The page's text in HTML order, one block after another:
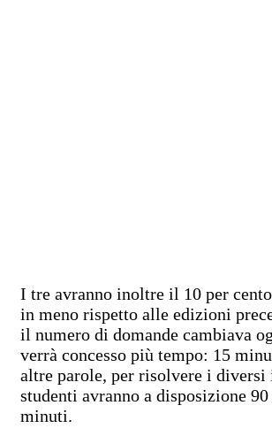
I tre avranno inoltre il 10 per
in meno rispetto alle edizioni
il numero di domande cambiava
verrà concesso più tempo: 15
altre parole, per risolvere i diversi
studenti avranno a disposizione
minuti.